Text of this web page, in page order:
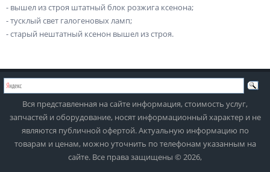
- вышел из строя штатный блок розжига ксенона;
- тусклый свет галогеновых ламп;
- старый нештатный ксенон вышел из строя.
Вся представленная на сайте информация, стоимость услуг,
запчастей и оборудование, носят информационный характер и не
являются публичной офертой. Актуальную информацию по
товарам и ценам, можно уточнить по телефонам указанным на
сайте. Все права защищены © 2026,